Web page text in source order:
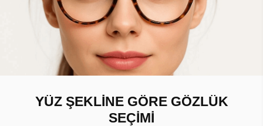
YÜZ ŞEKLİNE GÖRE GÖZLÜK
SEÇİMİ